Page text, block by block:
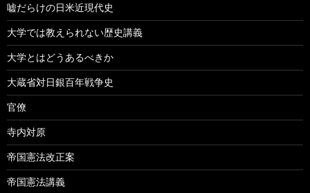
嘘だらけの日米近現代史
大学では教えられない歴史講義
大学とはどうあるべきか
大蔵省対日銀百年戦争史
官僚
寺内対原
帝国憲法改正案
帝国憲法講義